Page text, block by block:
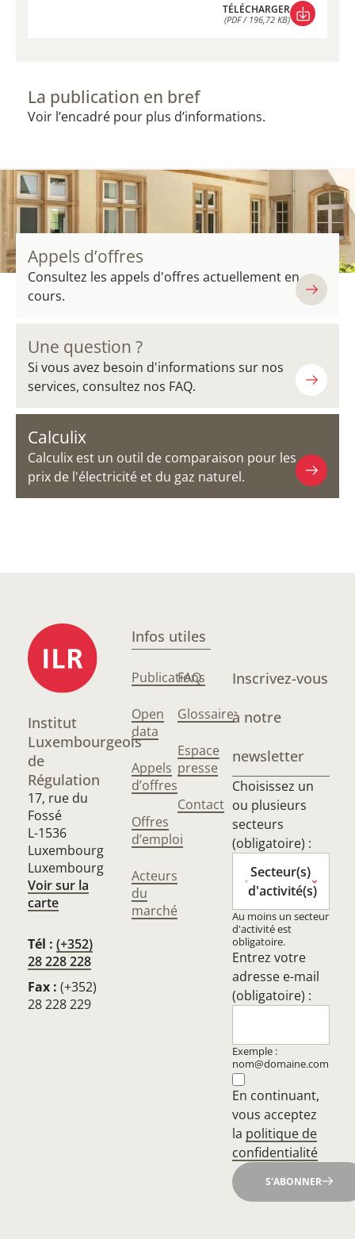
TÉLÉCHARGER
(PDF / 196,72 KB)
La publication en bref
Voir l’encadré pour plus d’informations.
Appels d’offres
Consultez les appels d'offres actuellement en
cours.
Une question ?
Si vous avez besoin d'informations sur nos
services, consultez nos FAQ.
Calculix
Calculix est un outil de comparaison pour les
prix de l'électricité et du gaz naturel.
Institut
Luxembourgeois
de
Régulation
17, rue du
Fossé
L-1536
Luxembourg
Luxembourg
Voir sur la
carte
Tél : (+352)
28 228 228
Fax : (+352)
28 228 229
Infos utiles
Publications
Open
data
Appels
d’offres
Offres
d’emploi
Acteurs
du
marché
FAQ
Glossaire
Espace
presse
Contact
Inscrivez-vous
à notre
newsletter
Choisissez un
ou plusieurs
secteurs
(obligatoire) :
Secteur(s)
d'activité(s)
Au moins un secteur
d'activité est
obligatoire.
Entrez votre
adresse e-mail
(obligatoire) :
Exemple :
nom@domaine.com
En continuant,
vous acceptez
la politique de
confidentialité
S'ABONNER